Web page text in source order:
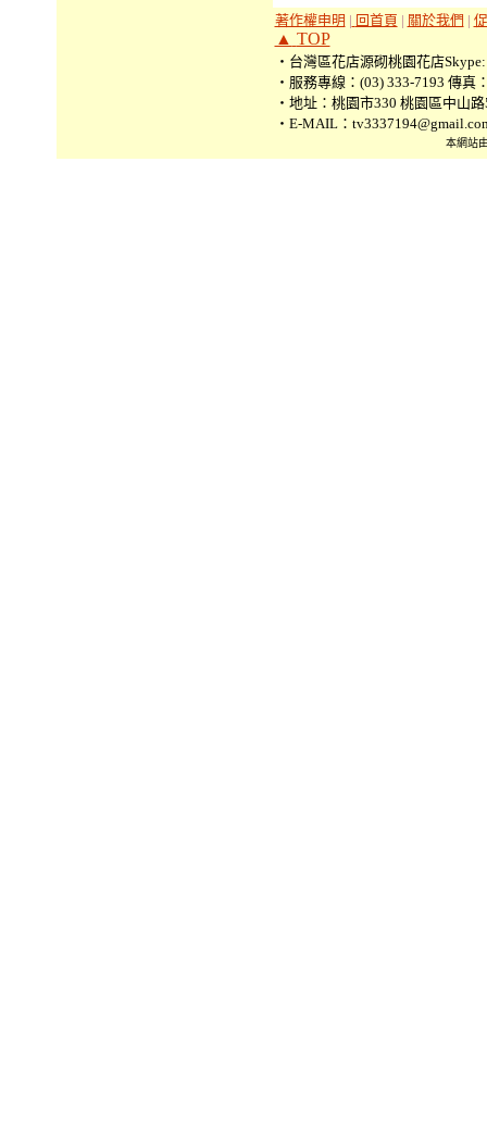
著作權申明 | 回首頁 | 關於我們 |
▲ TOP
‧台灣區花店源砌桃園花店Skype:
‧服務專線：(03) 333-7193 傳真
‧地址：桃園市330 桃園區中山路
‧E-MAIL：
本網站